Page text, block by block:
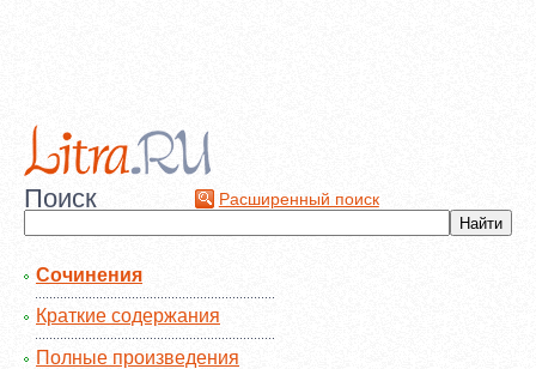
Поиск Расширенный поиск
Сочинения
Краткие содержания
Полные произведения